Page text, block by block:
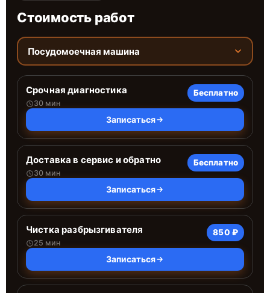
Стоимость работ
Посудомоечная машина
Срочная диагностика
30 мин
Бесплатно
Записаться
Доставка в сервис и обратно
30 мин
Бесплатно
Записаться
Чистка разбрызгивателя
25 мин
850 ₽
Записаться